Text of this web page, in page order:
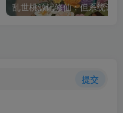
提交